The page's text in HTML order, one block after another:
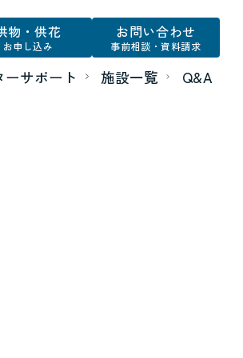
物・供花
お申し込み
お問い合わせ
事前相談・資料請求
ーサポート 施設一覧 Q&A